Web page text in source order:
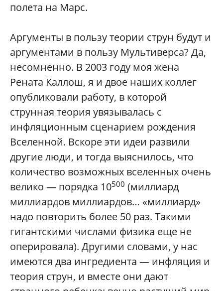
полета на Марс.
Аргументы в пользу теории струн будут и
аргументами в пользу Мультиверса? Да,
несомненно. В 2003 году моя жена
Рената Каллош, я и двое наших коллег
опубликовали работу, в которой
струнная теория увязывалась с
инфляционным сценарием рождения
Вселенной. Вскоре эти идеи развили
другие люди, и тогда выяснилось, что
количество возможных вселенных очень
велико — порядка 10500 (миллиард
миллиардов миллиардов… «миллиард»
надо повторить более 50 раз. Такими
гигантскими числами физика еще не
оперировала). Другими словами, у нас
имеются два ингредиента — инфляция и
теория струн, и вместе они дают